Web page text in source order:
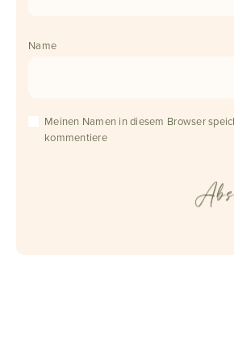
Name
Meinen Namen in diesem Browser
kommentiere